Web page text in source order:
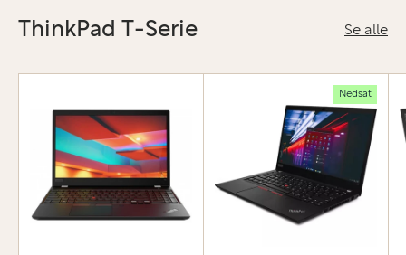
ThinkPad T-Serie Se alle
Nedsat